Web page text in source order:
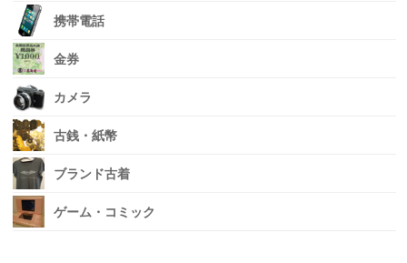
携帯電話
金券
カメラ
古銭・紙幣
ブランド古着
ゲーム・コミック